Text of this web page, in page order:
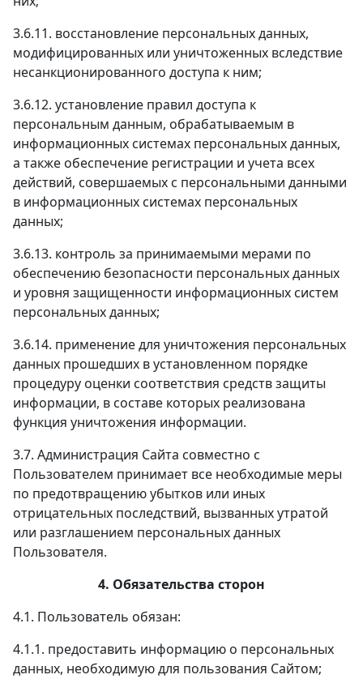
3.6.11. восстановление персональных данных,
модифицированных или уничтоженных вследствие
несанкционированного доступа к ним;
3.6.12. установление правил доступа к
персональным данным, обрабатываемым в
информационных системах персональных данных,
а также обеспечение регистрации и учета всех
действий, совершаемых с персональными данными
в информационных системах персональных
данных;
3.6.13. контроль за принимаемыми мерами по
обеспечению безопасности персональных данных
и уровня защищенности информационных систем
персональных данных;
3.6.14. применение для уничтожения персональных
данных прошедших в установленном порядке
процедуру оценки соответствия средств защиты
информации, в составе которых реализована
функция уничтожения информации.
3.7. Администрация Сайта совместно с
Пользователем принимает все необходимые меры
по предотвращению убытков или иных
отрицательных последствий, вызванных утратой
или разглашением персональных данных
Пользователя.
4. Обязательства сторон
4.1. Пользователь обязан:
4.1.1. предоставить информацию о персональных
данных, необходимую для пользования Сайтом;